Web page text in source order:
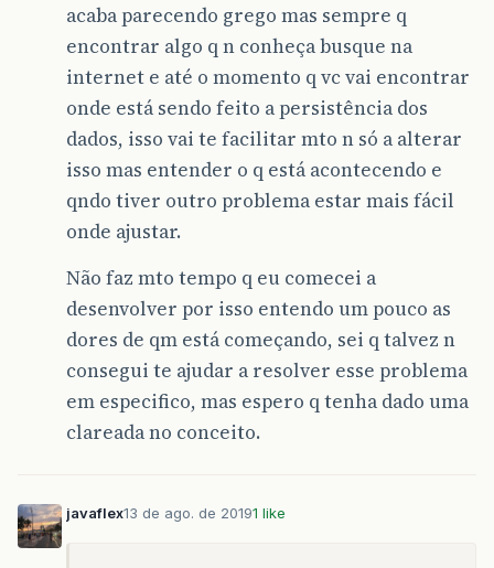
acaba parecendo grego mas sempre q
encontrar algo q n conheça busque na
internet e até o momento q vc vai encontrar
onde está sendo feito a persistência dos
dados, isso vai te facilitar mto n só a alterar
isso mas entender o q está acontecendo e
qndo tiver outro problema estar mais fácil
onde ajustar.
Não faz mto tempo q eu comecei a
desenvolver por isso entendo um pouco as
dores de qm está começando, sei q talvez n
consegui te ajudar a resolver esse problema
em especifico, mas espero q tenha dado uma
clareada no conceito.
javaflex13 de ago. de 20191 like